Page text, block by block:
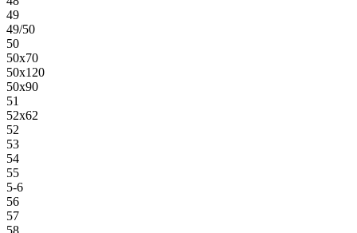
49
49/50
50
50х70
50х120
50х90
51
52х62
52
53
54
55
5-6
56
57
58